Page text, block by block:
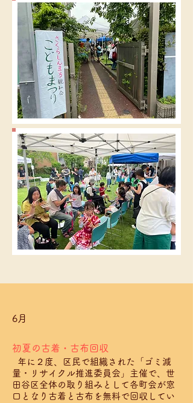
6月
初夏の古着・古布回収
年に２度、区民で組織された「ゴミ減
量・リサイクル推進委員会」主催で、世
田谷区全体の取り組みとして各町会が窓
口となり古着と古布を無料で回収してい